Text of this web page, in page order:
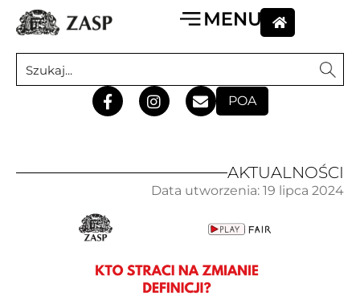
POA
AKTUALNOŚCI
Data utworzenia: 19 lipca 2024